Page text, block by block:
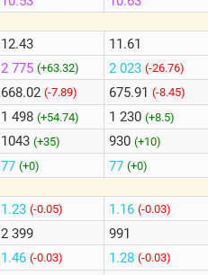
12.43
2 775 (+63.32)
668.02 (-7.89)
1 498 (+54.74)
1043 (+35)
77 (+0)
1.23 (-0.05)
2 399
1.46 (-0.03)
11.61
2 023 (-26.76)
675.91 (-8.45)
1 230 (+8.5)
930 (+10)
77 (+0)
1.16 (-0.03)
991
1.28 (-0.03)